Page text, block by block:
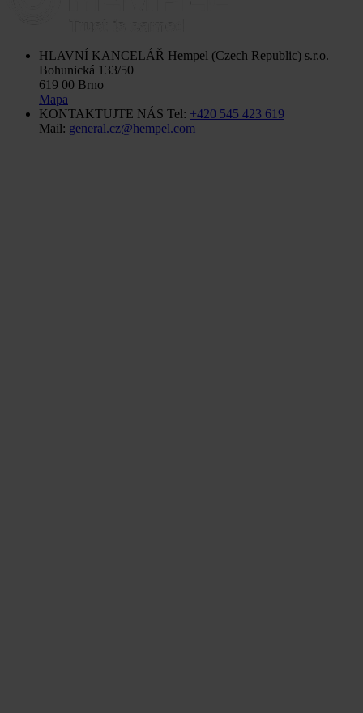
HLAVNÍ KANCELÁŘ Hempel (Czech Republic) s.r.o.
Bohunická 133/50
619 00 Brno
Mapa
KONTAKTUJTE NÁS Tel: +420 545 423 619
Mail: general.cz@hempel.com